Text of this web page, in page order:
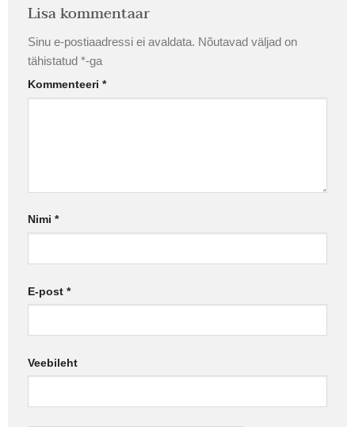
Lisa kommentaar
Sinu e-postiaadressi ei avaldata. Nõutavad väljad on
tähistatud *-ga
Kommenteeri *
Nimi *
E-post *
Veebileht